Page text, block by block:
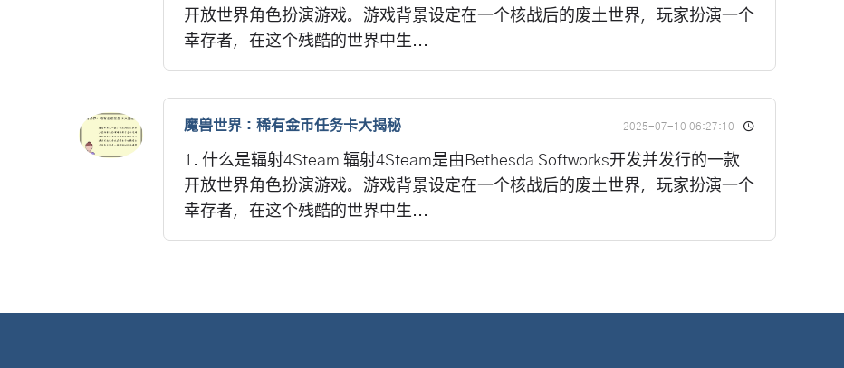
开放世界角色扮演游戏。游戏背景设定在一个核战后的废土世界，玩家扮演一个
幸存者，在这个残酷的世界中生...
魔兽世界：稀有金币任务卡大揭秘 2025-07-10 06:27:10
1. 什么是辐射4Steam 辐射4Steam是由Bethesda Softworks开发并发行的一款
开放世界角色扮演游戏。游戏背景设定在一个核战后的废土世界，玩家扮演一个
幸存者，在这个残酷的世界中生...